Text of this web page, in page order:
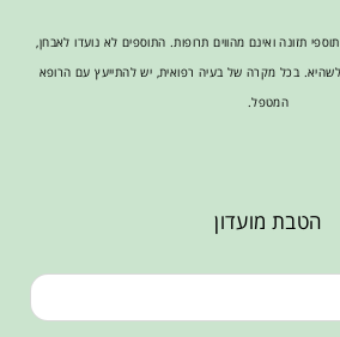
תזונה ואינם מהווים תרופות. התוספים לא נועדו לאבחן,
בכל מקרה של בעיה רפואית, יש להתייעץ עם הרופא
המטפל.
הטבת מועדון